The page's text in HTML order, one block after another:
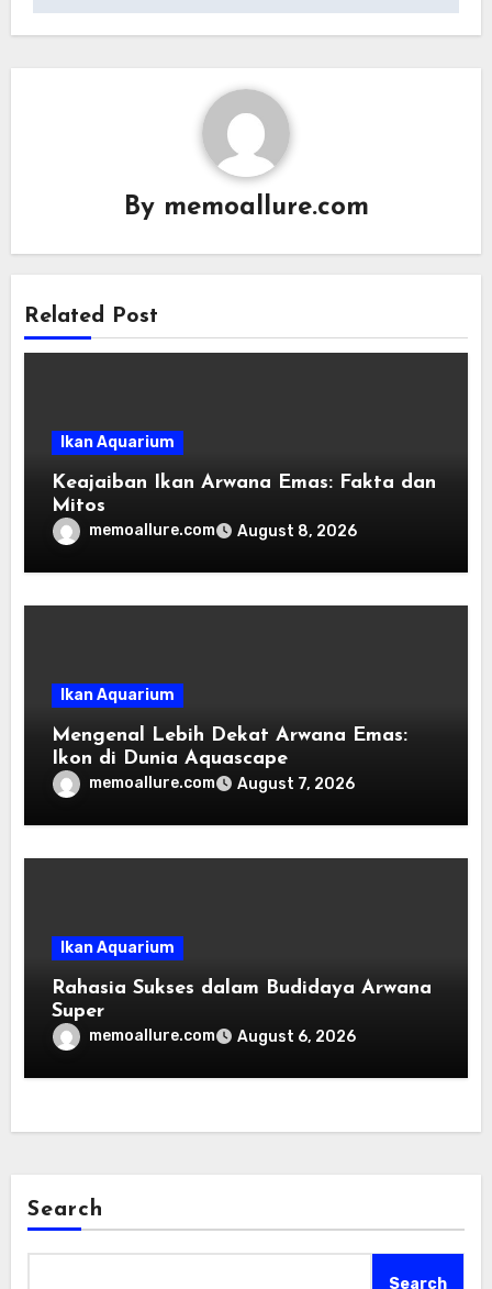
By memoallure.com
Related Post
Ikan Aquarium
Keajaiban Ikan Arwana Emas: Fakta dan
Mitos
memoallure.com August 8, 2026
Ikan Aquarium
Mengenal Lebih Dekat Arwana Emas:
Ikon di Dunia Aquascape
memoallure.com August 7, 2026
Ikan Aquarium
Rahasia Sukses dalam Budidaya Arwana
Super
memoallure.com August 6, 2026
Search
Search